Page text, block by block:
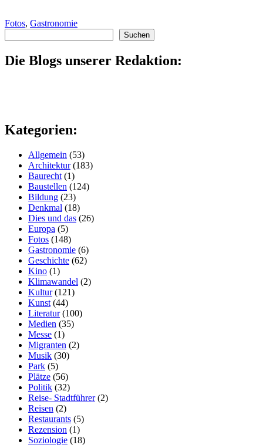
Fotos, Gastronomie
Suchen
Die Blogs unserer Redaktion:
Kategorien:
Allgemein (53)
Architektur(183)
Baurecht (1)
Baustellen (124)
Bildung (23)
Denkmal (18)
Dies und das (26)
Europa (5)
Fotos (148)
Gastronomie (6)
Geschichte (62)
Kino (1)
Klimawandel (2)
Kultur(121)
Kunst (44)
Literatur(100)
Medien (35)
Messe (1)
Migranten (2)
Musik (30)
Park (5)
Plätze (56)
Politik (32)
Reise- Stadtführer(2)
Reisen (2)
Restaurants (5)
Rezension (1)
Soziologie (18)